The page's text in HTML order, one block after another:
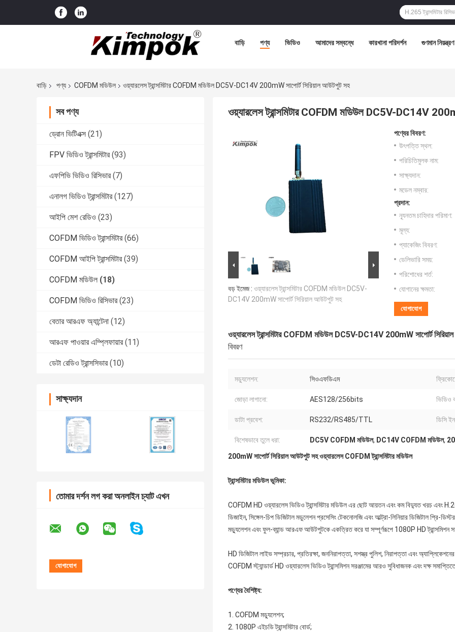
বাড়ি পণ্য ভিডিও আমাদের সম্বন্ধে কারখানা পরিদর্শন গুণমান নিয়ন্ত্রণ
বাড়ি পণ্য COFDM মডিউল ওয়্যারলেস ট্রান্সমিটার COFDM মডিউল DC5V-DC14V 200mW সাপোর্ট সিরিয়াল আউটপুট সহ
সব পণ্য
ড্রোন ভিটিএক্স (21)
FPV ভিডিও ট্রান্সমিটার (93)
এফপিভি ভিডিও রিসিভার (7)
এনালগ ভিডিও ট্রান্সমিটার (127)
আইপি মেশ রেডিও (23)
COFDM ভিডিও ট্রান্সমিটার (66)
COFDM আইপি ট্রান্সমিটার (39)
COFDM মডিউল (18)
COFDM ভিডিও রিসিভার (23)
বেতার আরএফ অ্যান্টেনা (12)
আরএফ পাওয়ার এম্প্লিফায়ার (11)
ডেটা রেডিও ট্রান্সসিভার (10)
সাক্ষ্যদান
তোমার দর্শন লগ করা অনলাইন চ্যাট এখন
ওয়্যারলেস ট্রান্সমিটার COFDM মডিউল DC5V-DC14V
বড় ইমেজ : ওয়্যারলেস ট্রান্সমিটার COFDM মডিউল DC5V-
DC14V 200mW সাপোর্ট সিরিয়াল আউটপুট সহ
পণ্যের বিবরণ:
উৎপত্তি স্থল:
পরিচিতিমুলক নাম:
সাক্ষ্যদান:
মডেল নম্বার:
প্রদান:
ন্যূনতম চাহিদার পরিমাণ:
মূল্য:
প্যাকেজিং বিবরণ:
ডেলিভারি সময়:
পরিশোধের শর্ত:
যোগানের ক্ষমতা:
যোগাযোগ
ওয়্যারলেস ট্রান্সমিটার COFDM মডিউল DC5V-DC14V 200mW সাপোর্ট
বিবরণ
মড্যুলেশন: সিওএফডিএম
জোড়া লাগানো: AES128/256bits ভিডিও
ডাটা প্রবেশ: RS232/RS485/TTL ডিসি
বিশেষভাবে তুলে ধরা: DC5V COFDM মডিউল, DC14V COFDM মডিউল,
200mW সাপোর্ট সিরিয়াল আউটপুট সহ ওয়্যারলেস COFDM ট্রান্সমিটার মডিউল
ট্রান্সমিটার মডিউল ভূমিকা:
COFDM HD ওয়্যারলেস ভিডিও ট্রান্সমিটার মডিউল এর ছোট আয়তন এবং কম বিদ্যুত খরচ এবং
ডিজাইন, সিঙ্গেল-চিপ ডিজিটাল মডুলেশন প্রসেসিং টেকনোলজি এবং আল্ট্রা-লিনিয়ার ডিজিটাল প্রি-
মড্যুলেশন এবং ফুল-ব্যান্ড আরএফ আউটপুটকে একত্রিত করে যা সম্পূর্ণরূপে 1080P HD ট্রান্সমিশন
HD ডিজিটাল লাইভ সম্প্রচার, প্রতিরক্ষা, জননিরাপত্তা, সশস্ত্র পুলিশ, নিরাপত্তা এবং
COFDM স্ট্যান্ডার্ড HD ওয়্যারলেস ভিডিও ট্রান্সমিশন সরঞ্জামের আরও সুবিধাজনক এবং দক্ষ
পণ্যের বৈশিষ্ট্য:
1. COFDM মড্যুলেশন;
2. 1080P এইচডি ট্রান্সমিটার বোর্ড;